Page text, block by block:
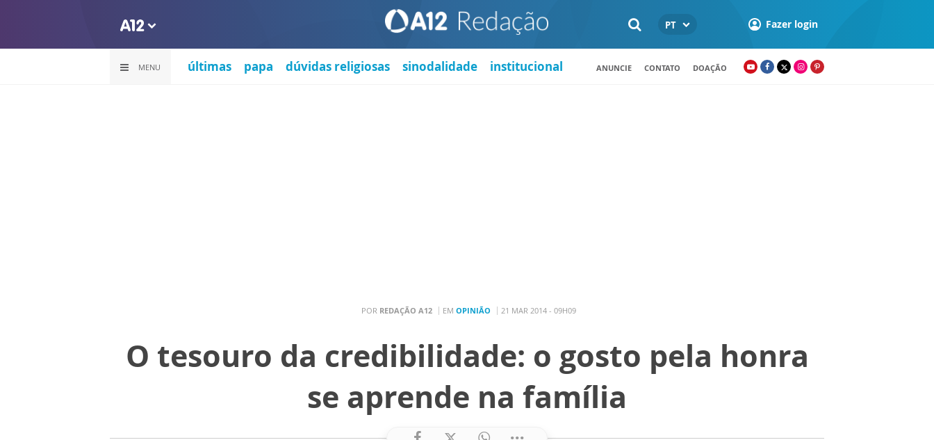
PT Fazer login
MENU últimas papa dúvidas religiosas sinodalidade institucional ANUNCIE CONTATO DOAÇÃO
POR REDAÇÃO A12 EM OPINIÃO 21 MAR 2014 - 09H09
O tesouro da credibilidade: o gosto pela honra
se aprende na família